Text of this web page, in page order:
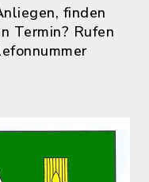
finden
Termin? Rufen